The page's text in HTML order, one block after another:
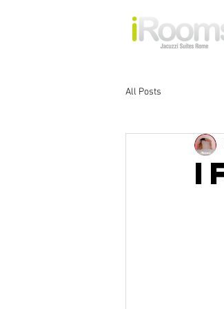
All Posts